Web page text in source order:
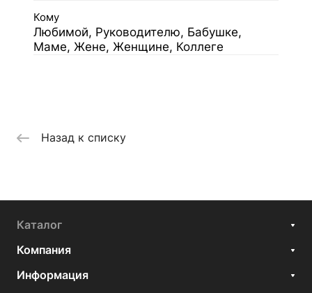
Кому
Любимой, Руководителю, Бабушке,
Маме, Жене, Женщине, Коллеге
Назад к списку
Каталог
Компания
Информация